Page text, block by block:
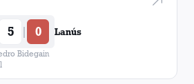
5 | 0 Lanús
Bidegain